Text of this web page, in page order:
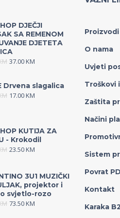
DJEČJI
SA REMENOM
DJETETA
37.00KM
Drvena slagalica
17.00KM
KUTIJA ZA
- Krokodil
23.50KM
3U1 MUZIČKI
projektor i
svjetlo-rozo
73.50KM
Proizvodi
O nama
Uvjeti
Troškovi
Zaštita
Načini
Sistem
Povrat
Kontakt
Karaka